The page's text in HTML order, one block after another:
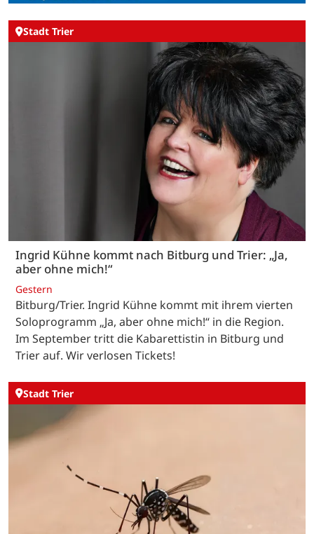
Stadt Trier
Ingrid Kühne kommt nach Bitburg und Trier: „Ja,
aber ohne mich!“
Gestern
Bitburg/Trier. Ingrid Kühne kommt mit ihrem vierten
Soloprogramm „Ja, aber ohne mich!“ in die Region.
Im September tritt die Kabarettistin in Bitburg und
Trier auf. Wir verlosen Tickets!
Stadt Trier